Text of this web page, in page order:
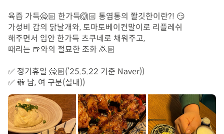
육즙 가득🙅🏻 한가득🙆🏻 통염통의 쫠깃한이란?! 😏
가성비 갑의 닭날개와, 토마토베이컨말이로 리플레쉬
해주면서 입안 한가득 츠쿠네로 채워주고,
때리는 🍺와의 절묘한 조화 🙇🏻
✅ 정기휴일 🙅🏻(‘25.5.22 기준 Naver))
✅ 🚻 남, 여 구분(실내))